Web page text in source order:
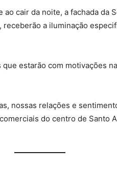
cair da noite, a fachada da
a iluminação
estarão com motivações
nossas relações e
do centro de Santo